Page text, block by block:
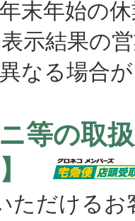
末年始の
示結果の
る場合が
ニ等の取
】
ただけるお